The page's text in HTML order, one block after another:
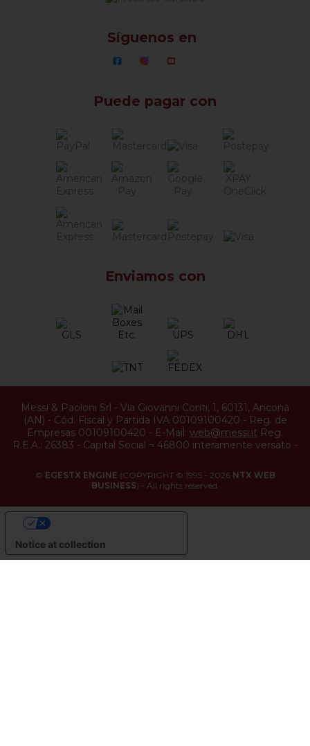
Síguenos en
Puede pagar con
Enviamos con
Messi & Paoloni Srl - Via Giovanni Conti, 1, 60131, Ancona
(AN) - Cód. Fiscal y Partida IVA 00109100420 - Reg. de
Empresas 00109100420 - E-Mail: web@messi.it Reg.
R.E.A.: 26383 - Capital Social ¬ 46800 interamente versato -
© EGESTX ENGINE (COPYRIGHT © 1995 - 2026 NTX WEB
BUSINESS) - All rights reserved.
Notice at collection